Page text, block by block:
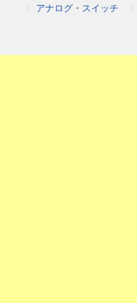
アナログ・スイッチ